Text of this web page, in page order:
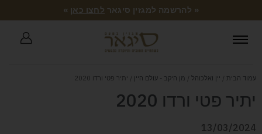
« להרשמה למגזין סיגאר לחצו כאן »
עמוד הבית / יין ואלכוהל / מן היקב - עולם היין / יתיר פטי ורדו 2020
יתיר פטי ורדו 2020
13/03/2024